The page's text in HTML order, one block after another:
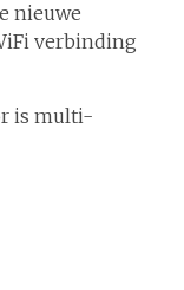
nieuwe
verbinding
is multi-